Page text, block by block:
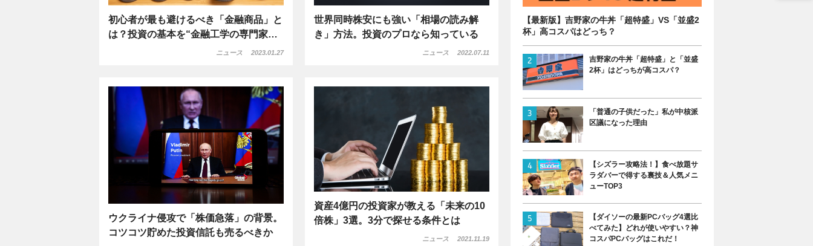
初心者が最も避けるべき「金融商品」と
は？投資の基本を“金融工学の専門家…
ニュース 2023.01.27
世界同時株安にも強い「相場の読み解
き」方法。投資のプロなら知っている
ニュース 2022.07.11
ウクライナ侵攻で「株価急落」の背景。
コツコツ貯めた投資信託も売るべきか
資産4億円の投資家が教える「未来の10
倍株」3選。3分で探せる条件とは
ニュース 2021.11.19
【最新版】吉野家の牛丼「超特盛」VS「並盛2
杯」高コスパはどっち？
吉野家の牛丼「超特盛」と「並盛
2杯」はどっちが高コスパ？
「普通の子供だった」私が中核派
区議になった理由
【シズラー攻略法！】食べ放題サ
ラダバーで得する裏技＆人気メニ
ューTOP3
【ダイソーの最新PCバッグ4選比
べてみた】どれが使いやすい？神
コスパPCバッグはこれだ！